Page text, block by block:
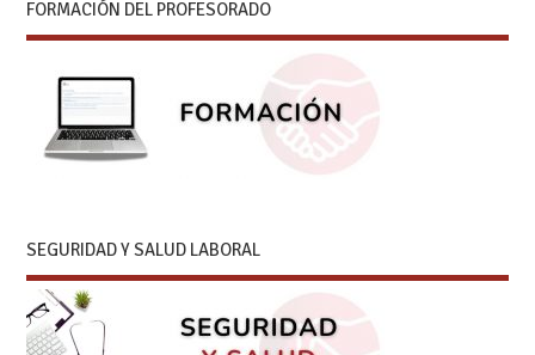
FORMACIÓN DEL PROFESORADO
SEGURIDAD Y SALUD LABORAL